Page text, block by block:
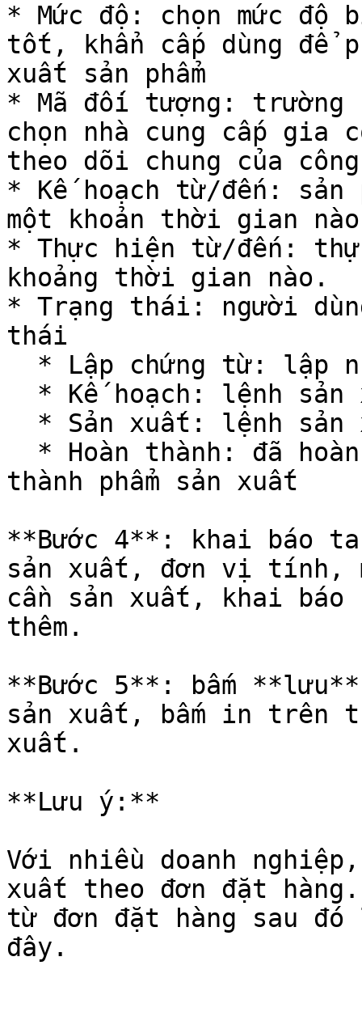
* Mức độ: chọn mức độ
tốt, khẩn cấp dùng để
xuất sản phẩm
* Mã đối tượng:
chọn nhà cung cấp gia
theo dõi chung của
* Kế hoạch từ/đến: sản
một khoản thời gian
* Thực hiện từ/đến:
khoảng thời gian nào.
* Trạng thái: người
thái
thành phẩm sản xuất
**Bước 4**: khai báo
sản xuất, đơn vị tính,
cần sản xuất, khai
thêm.
**Bước 5**: bấm
sản xuất, bấm in trên
xuất.
**Lưu ý:**
Với nhiều doanh
xuất theo đơn đặt
từ đơn đặt hàng sau